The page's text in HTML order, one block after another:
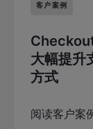
客户案例
大幅提升
方式
阅读客户案